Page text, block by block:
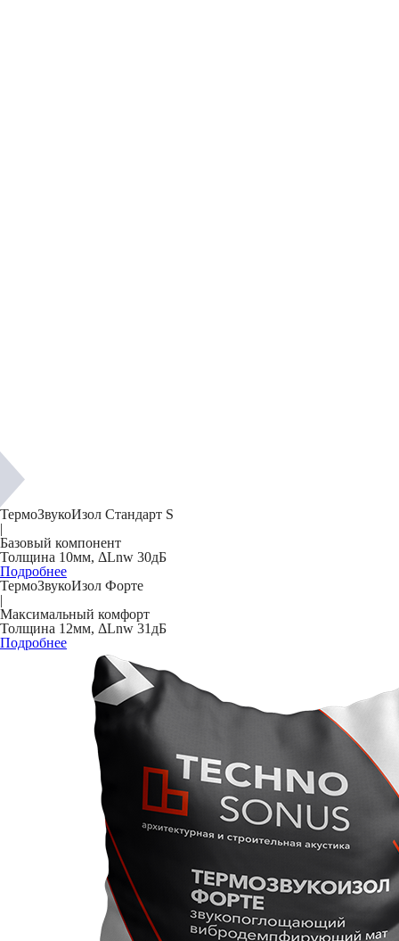
ТермоЗвукоИзол Стандарт S
|
Базовый компонент
Толщина 10мм, ΔLnw 30дБ
Подробнее
ТермоЗвукоИзол Форте
|
Максимальный комфорт
Толщина 12мм, ΔLnw 31дБ
Подробнее